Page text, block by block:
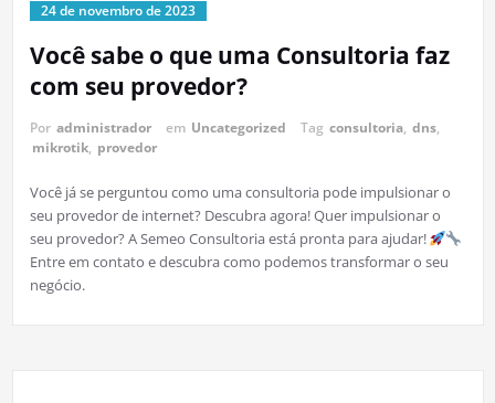
24 de novembro de 2023
Você sabe o que uma Consultoria faz
com seu provedor?
Por administrador em Uncategorized Tag consultoria, dns,
mikrotik, provedor
Você já se perguntou como uma consultoria pode impulsionar o
seu provedor de internet? Descubra agora! Quer impulsionar o
seu provedor? A Semeo Consultoria está pronta para ajudar!
Entre em contato e descubra como podemos transformar o seu
negócio.